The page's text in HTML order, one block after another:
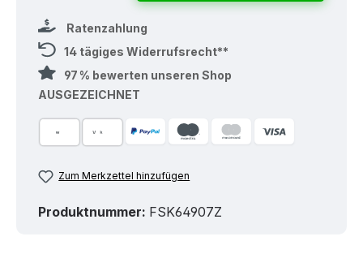
Ratenzahlung
14 tägiges Widerrufsrecht**
97 % bewerten unseren Shop
AUSGEZEICHNET
Zum Merkzettel hinzufügen
Produktnummer: FSK64907Z